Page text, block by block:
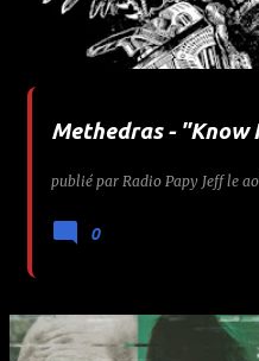
Methedras - "Know
publié par Radio Papy Jeff le
0